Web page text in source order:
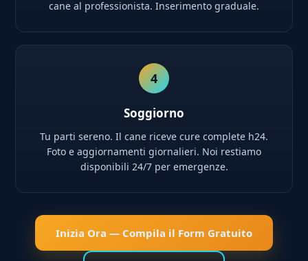
cane al professionista. Inserimento graduale.
4
Soggiorno
Tu parti sereno. Il cane riceve cure complete h24.
Foto e aggiornamenti giornalieri. Noi restiamo
disponibili 24/7 per emergenze.
Inizia Ora — Compila il Form Gratuito